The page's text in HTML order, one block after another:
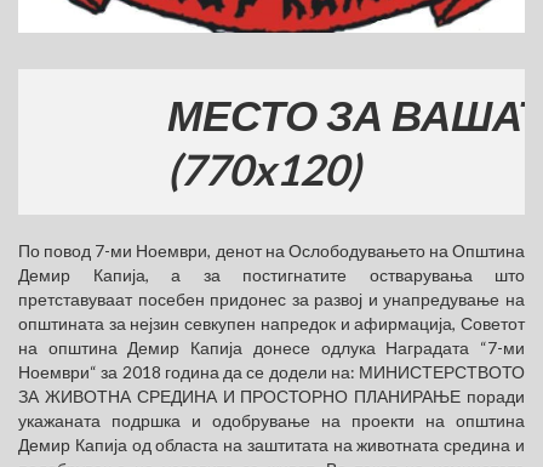
МЕСТО ЗА ВАШАТА
(770x120)
По повод 7-ми Ноември, денот на Ослободувањето на Општина
Демир Капија, а за постигнатите остварувања што
претставуваат посебен придонес за развој и унапредување на
општината за нејзин севкупен напредок и афирмација, Советот
на општина Демир Капија донесе одлука Наградата “7-ми
Ноември“ за 2018 година да се додели на: МИНИСТЕРСТВОТО
ЗА ЖИВОТНА СРЕДИНА И ПРОСТОРНО ПЛАНИРАЊЕ поради
укажаната подршка и одобрување на проекти на општина
Демир Капија од областа на заштитата на животната средина и